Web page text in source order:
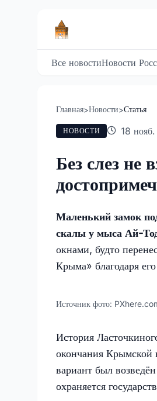
Все новостиНовости
Главная>Новости>Статья
НОВОСТИ 18
Без слез не
Маленький замок
скалы у мыса Ай-
окнами, будто
Крыма» благодаря
Источник фото:
История
окончания Крымской
вариант был
охраняется